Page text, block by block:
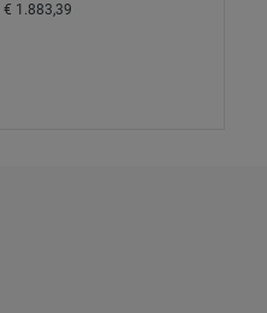
€ 1.883,39